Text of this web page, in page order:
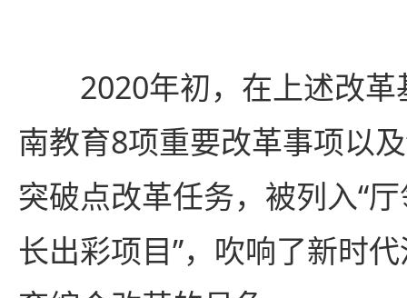
2020年初，在上述改革
南教育8项重要改革事项以
突破点改革任务，被列入“
长出彩项目”，吹响了新时